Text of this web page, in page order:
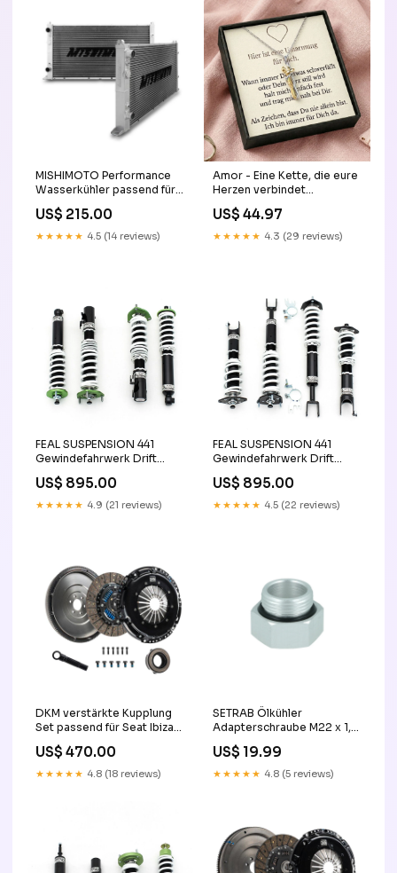
MISHIMOTO Performance
Wasserkühler passend für
z33
US$ 215.00
★★★★★ 4.5 (14 reviews)
Amor - Eine Kette, die eure
Herzen verbindet
US$ 44.97
★★★★★ 4.3 (29 reviews)
FEAL SUSPENSION 441
Gewindefahrwerk Drift
S13 (4-Zylinder Motoren)
caliper
US$ 895.00
★★★★★ 4.9 (21 reviews)
FEAL SUSPENSION 441
Gewindefahrwerk Drift
350Z e88
US$ 895.00
★★★★★ 4.5 (22 reviews)
DKM verstärkte Kupplung
Set passend für Seat Ibiza
2010) audi-a1
US$ 470.00
★★★★★ 4.8 (18 reviews)
SETRAB Ölkühler
Adapterschraube M22 x 1,5
US$ 19.99
★★★★★ 4.8 (5 reviews)